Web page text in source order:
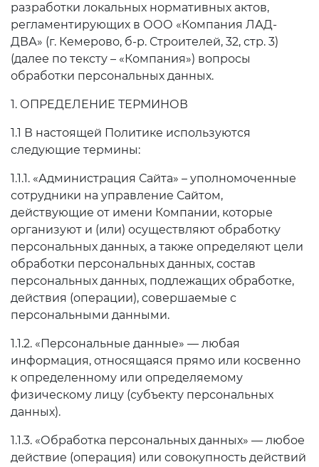
разработки локальных нормативных актов,
регламентирующих в ООО «Компания ЛАД-
ДВА» (г. Кемерово, б-р. Строителей, 32, стр. 3)
(далее по тексту – «Компания») вопросы
обработки персональных данных.
1. ОПРЕДЕЛЕНИЕ ТЕРМИНОВ
1.1 В настоящей Политике используются
следующие термины:
1.1.1. «Администрация Сайта» – уполномоченные
сотрудники на управление Сайтом,
действующие от имени Компании, которые
организуют и (или) осуществляют обработку
персональных данных, а также определяют цели
обработки персональных данных, состав
персональных данных, подлежащих обработке,
действия (операции), совершаемые с
персональными данными.
1.1.2. «Персональные данные» — любая
информация, относящаяся прямо или косвенно
к определенному или определяемому
физическому лицу (субъекту персональных
данных).
1.1.3. «Обработка персональных данных» — любое
действие (операция) или совокупность действий